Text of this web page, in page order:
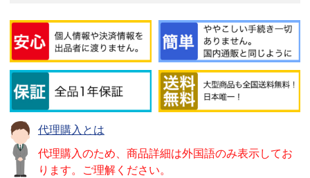
代理購入とは
代理購入のため、商品詳細は外国語のみ表示してお
ります。ご理解ください。